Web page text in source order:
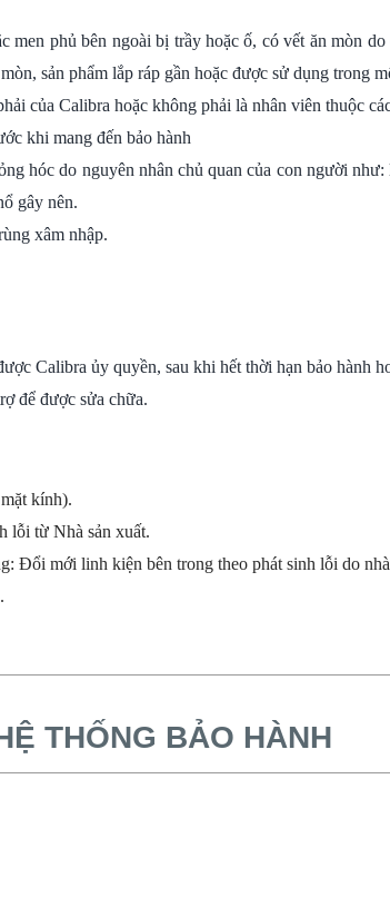
phủ bên ngoài bị trầy hoặc ố, có vết ăn mòn
sản phẩm lắp ráp gần hoặc được sử dụng trong
của Calibra hoặc không phải là nhân viên thuộc
khi mang đến bảo hành
hóc do nguyên nhân chủ quan của con người
gây nên.
xâm nhập.
Calibra ủy quyền, sau khi hết thời hạn bảo hành
để được sửa chữa.
kính).
lỗi từ Nhà sản xuất.
Đổi mới linh kiện bên trong theo phát sinh lỗi do
THỐNG BẢO HÀNH